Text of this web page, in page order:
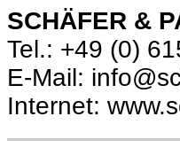
SCHÄFER &
Tel.: +49 (0)
E-Mail:
Internet: